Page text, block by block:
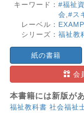
キーワード： #福祉
会 #ス
レーベル：
シリーズ： 福祉教
紙の書籍
会
本書籍には新版が
福祉教科書 社会福祉